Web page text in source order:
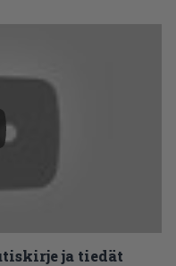
ja tiedät